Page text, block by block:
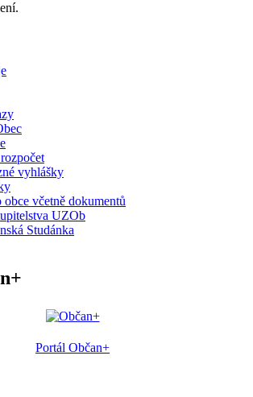
vyhlášky
obce včetně dokumentů
UZOb
Studánka
Portál Občan+